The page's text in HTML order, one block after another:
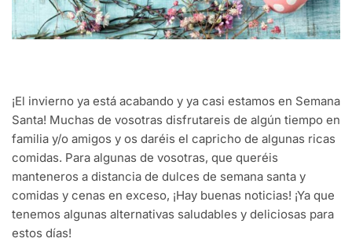
¡El invierno ya está acabando y ya casi estamos en Semana
Santa! Muchas de vosotras disfrutareis de algún tiempo en
familia y/o amigos y os daréis el capricho de algunas ricas
comidas. Para algunas de vosotras, que queréis
manteneros a distancia de dulces de semana santa y
comidas y cenas en exceso, ¡Hay buenas noticias! ¡Ya que
tenemos algunas alternativas saludables y deliciosas para
estos días!